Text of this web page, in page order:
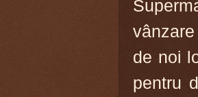
de noi
pentru